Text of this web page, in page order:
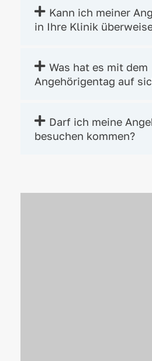
Kann ich meiner
in Ihre Klinik
Was hat es mit dem
Angehörigentag auf
Darf ich meine
besuchen kommen?